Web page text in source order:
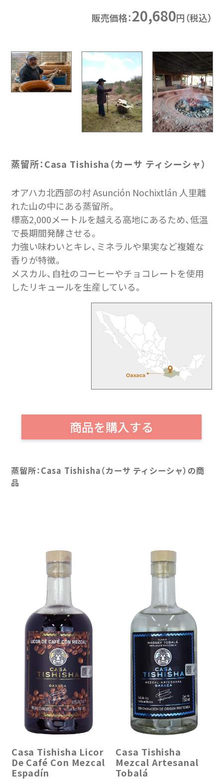
販売価格：20,680円（税込）
蒸留所：Casa Tishisha（カーサ ティシーシャ）
オアハカ北西部の村 Asunción Nochixtlán 人里離
れた山の中にある蒸留所。
標高2,000メートルを越える高地にあるため、低温
で長期間発酵させる。
力強い味わいとキレ、ミネラルや果実など複雑な
香りが特徴。
メスカル、自社のコーヒーやチョコレートを使用
したリキュールを生産している。
商品を購入する
蒸留所：Casa Tishisha（カーサ ティシーシャ）の商
品
Casa Tishisha Licor
De Café Con Mezcal
Espadín
Casa Tishisha
Mezcal Artesanal
Tobalá